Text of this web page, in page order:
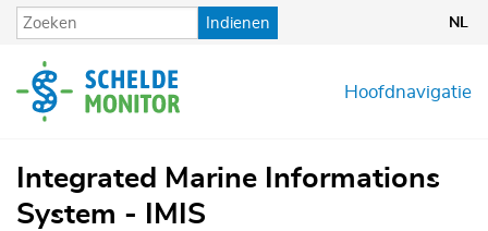
Overslaan
en
de
inhoud
Indienen NL
Hoofdnavigatie
Integrated Marine Informations
System - IMIS